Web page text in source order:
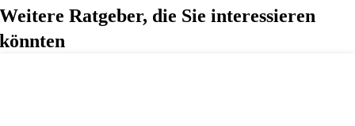
Weitere Ratgeber, die Sie interessieren
könnten